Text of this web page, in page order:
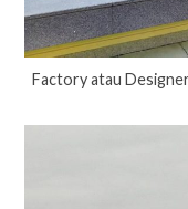
Factory atau